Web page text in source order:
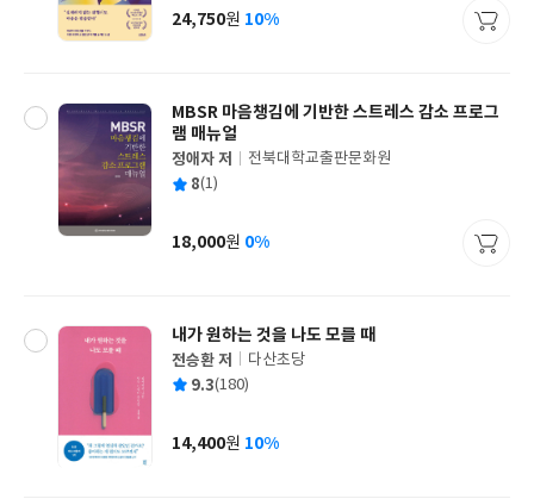
사
가
24,750원 10%
MBSR 마음챙김에 기반한 스트레스 감소 프로그
램 매뉴얼
글
쓴
정애자 저
출
사
전북대학교출판문화원
평 8(1)
가
18,000원 0%
내가 원하는 것을 나도 모를 때
글
쓴
전승환 저
출
사
다산초당
평 9.3(180)
가
14,400원 10%